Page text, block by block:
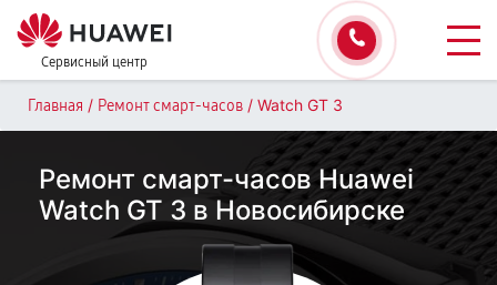
Сервисный центр
Главная / Ремонт смарт-часов / Watch GT 3
Ремонт смарт-часов Huawei
Watch GT 3 в Новосибирске